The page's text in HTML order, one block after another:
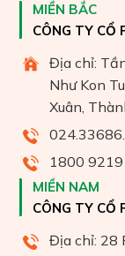
MIỀN BẮC
CÔNG TY CỔ
Địa chỉ:
Như Kon
Xuân,
1800 9219
MIỀN NAM
CÔNG TY CỔ
Địa chỉ: 28